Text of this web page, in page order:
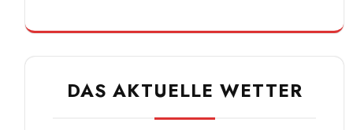
DAS AKTUELLE WETTER